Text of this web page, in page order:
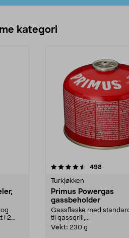
kategori
i 2
498
Turkjøkken
Primus Powergas
gassbeholder
Gassflaske med
til gassgrill,...
Vekt: 230 g
4.0 av 5 stjerner